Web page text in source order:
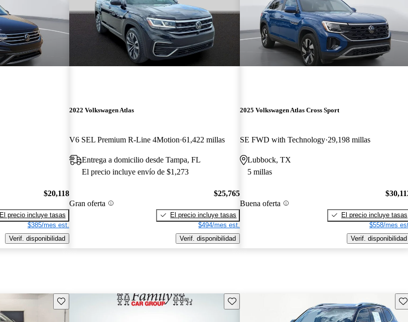
$20,118
El precio incluye tasas
$385/mes est.
Verif. disponibilidad
2022 Volkswagen Atlas
V6 SEL Premium R-Line 4Motion 61,422 millas
Entrega a domicilio desde Tampa, FL
El precio incluye envío de $1,273
Gran oferta
$25,765
El precio incluye tasas
$494/mes est.
Verif. disponibilidad
2025 Volkswagen Atlas Cross Sport
SE FWD with Technology 29,198 millas
Lubbock, TX
5 millas
Buena oferta
El precio incluye tasas
$558/mes
Verif. disponibilidad
Guarda este Aviso Guarda este Aviso